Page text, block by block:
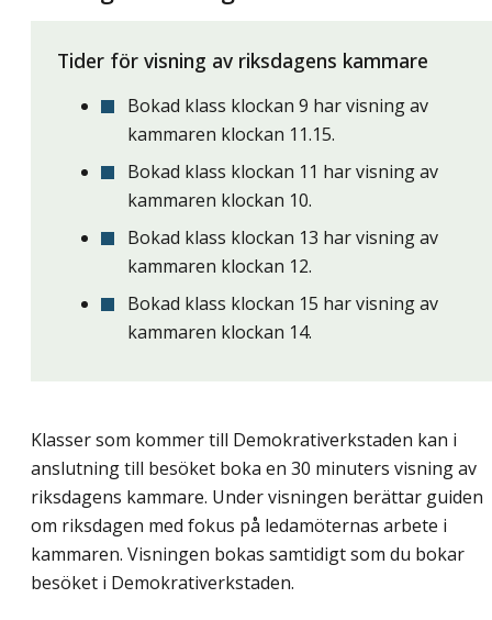
Tider för visning av riksdagens kammare
Bokad klass klockan 9 har visning av
kammaren klockan 11.15.
Bokad klass klockan 11 har visning av
kammaren klockan 10.
Bokad klass klockan 13 har visning av
kammaren klockan 12.
Bokad klass klockan 15 har visning av
kammaren klockan 14.
Klasser som kommer till Demokrativerkstaden kan i
anslutning till besöket boka en 30 minuters visning av
riksdagens kammare. Under visningen berättar guiden
om riksdagen med fokus på ledamöternas arbete i
kammaren. Visningen bokas samtidigt som du bokar
besöket i Demokrativerkstaden.